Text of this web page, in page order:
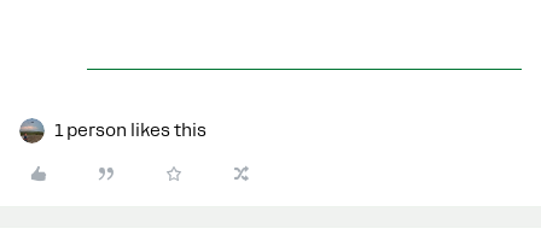
1 person likes this